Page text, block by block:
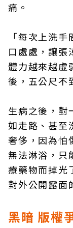
痛。
「每次上洗
口處處，讓張
體力越來越虛
後，五公尺不
生病之後，對
如走路、甚至
奢侈，因為怕
無法淋浴，只
療藥物而掉光
對外公開露面
黑暗 版權